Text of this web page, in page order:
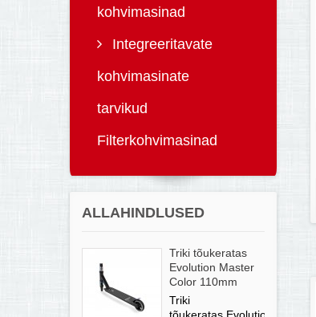
kohvimasinad
Integreeritavate
kohvimasinate
tarvikud
Filterkohvimasinad
ALLAHINDLUSED
Triki tõukeratas
Evolution Master
Color 110mm
Triki